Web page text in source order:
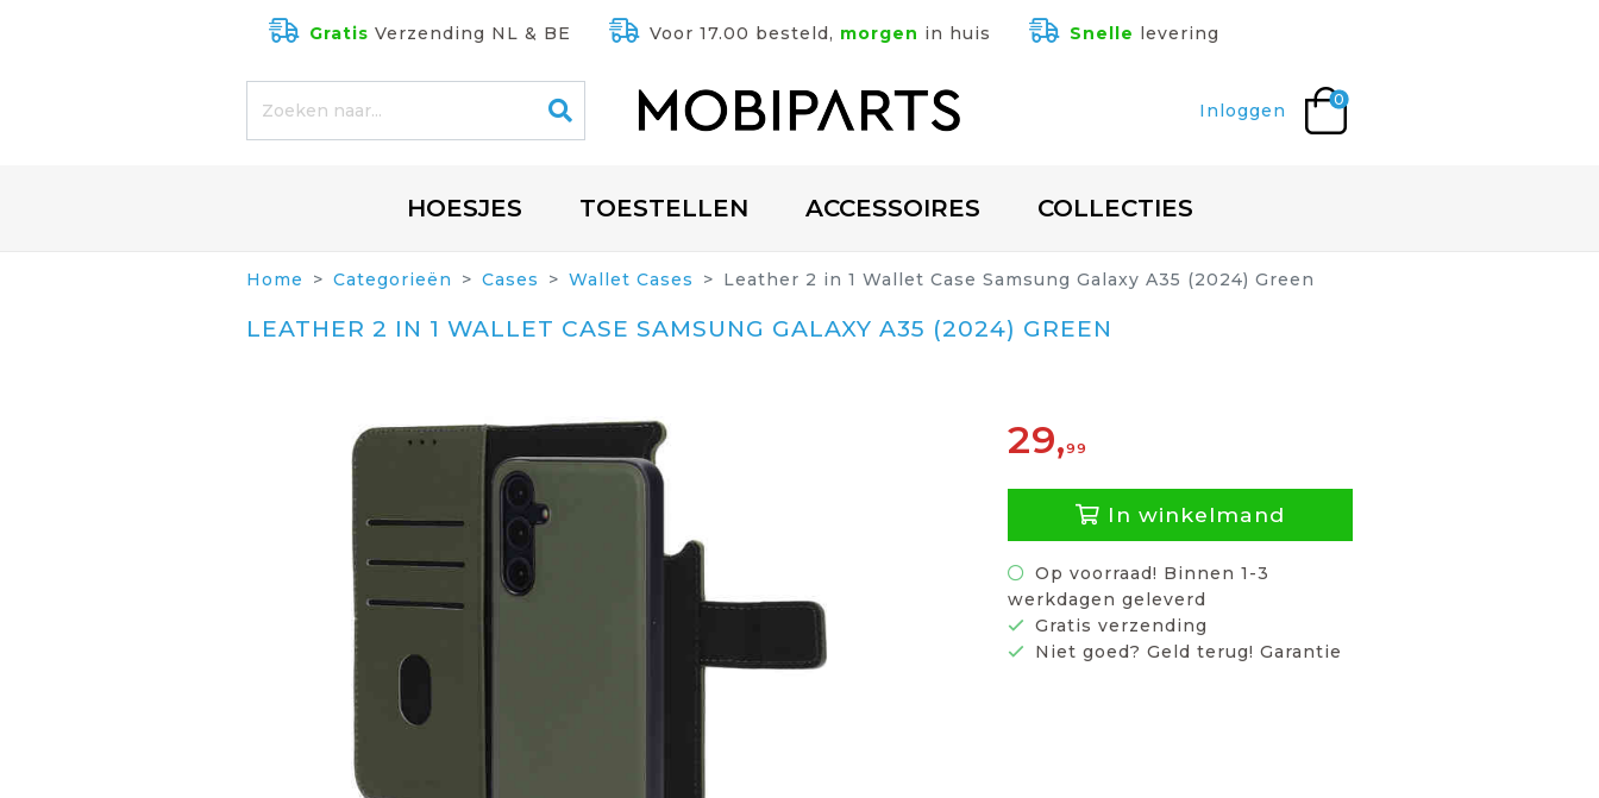
Gratis Verzending NL & BE Voor 17.00 besteld, morgen in huis Snelle levering
Inloggen
0
HOESJES TOESTELLEN ACCESSOIRES COLLECTIES
Home Categorieën Cases Wallet Cases Leather 2 in 1 Wallet Case Samsung Galaxy A35 (2024) Green
LEATHER 2 IN 1 WALLET CASE SAMSUNG GALAXY A35 (2024) GREEN
29,99
In winkelmand
Op voorraad! Binnen 1-3
werkdagen geleverd
Gratis verzending
Niet goed? Geld terug! Garantie